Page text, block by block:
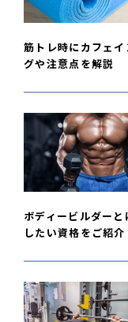
筋トレ時にカフェ
グや注意点を解説
ボディービルダー
したい資格をご紹介